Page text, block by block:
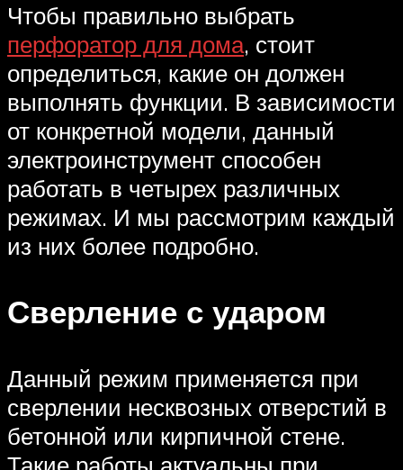
Чтобы правильно выбрать
перфоратор для дома, стоит
определиться, какие он должен
выполнять функции. В зависимости
от конкретной модели, данный
электроинструмент способен
работать в четырех различных
режимах. И мы рассмотрим каждый
из них более подробно.
Сверление с ударом
Данный режим применяется при
сверлении несквозных отверстий в
бетонной или кирпичной стене.